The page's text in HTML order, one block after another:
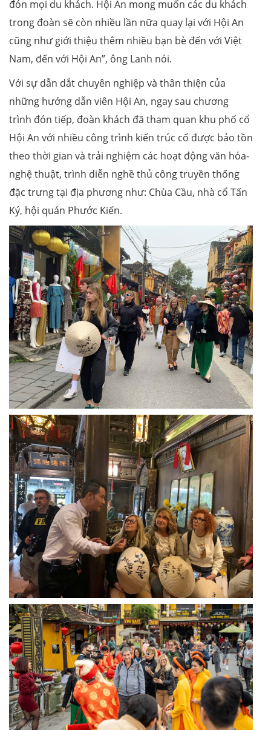
đón mọi du khách. Hội An mong muốn các du khách
trong đoàn sẽ còn nhiều lần nữa quay lại với Hội An
cũng như giới thiệu thêm nhiều bạn bè đến với Việt
Nam, đến với Hội An”, ông Lanh nói.
Với sự dẫn dắt chuyên nghiệp và thân thiện của
những hướng dẫn viên Hội An, ngay sau chương
trình đón tiếp, đoàn khách đã tham quan khu phố cổ
Hội An với nhiều công trình kiến trúc cổ được bảo tồn
theo thời gian và trải nghiệm các hoạt động văn hóa-
nghệ thuật, trình diễn nghề thủ công truyền thống
đặc trưng tại địa phương như: Chùa Cầu, nhà cổ Tấn
Ký, hội quán Phước Kiến.